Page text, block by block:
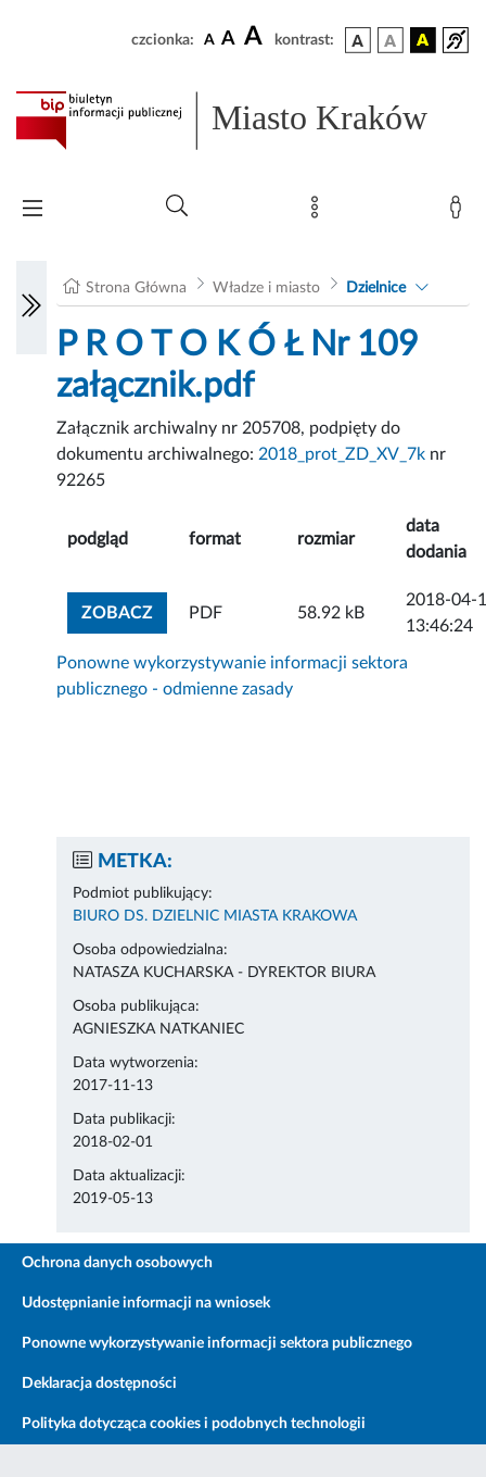
czcionka: A A A kontrast:
Miasto Kraków
Strona Główna Władze i miasto Dzielnice
P R O T O K Ó Ł Nr 109
załącznik.pdf
Załącznik archiwalny nr 205708, podpięty do
dokumentu archiwalnego: 2018_prot_ZD_XV_7k nr
92265
podgląd format rozmiar
data
dodania
ZOBACZZOBACZ ZAŁĄCZNIK
PDF 58.92 kB
2018-04-
13:46:24
Ponowne wykorzystywanie informacji sektora
publicznego - odmienne zasady
METKA:
Podmiot publikujący:
BIURO DS. DZIELNIC MIASTA KRAKOWA
Osoba odpowiedzialna:
NATASZA KUCHARSKA - DYREKTOR BIURA
Osoba publikująca:
AGNIESZKA NATKANIEC
Data wytworzenia:
2017-11-13
Data publikacji:
2018-02-01
Data aktualizacji:
2019-05-13
Ochrona danych osobowych
Udostępnianie informacji na wniosek
Ponowne wykorzystywanie informacji sektora publicznego
Deklaracja dostępności
Polityka dotycząca cookies i podobnych technologii